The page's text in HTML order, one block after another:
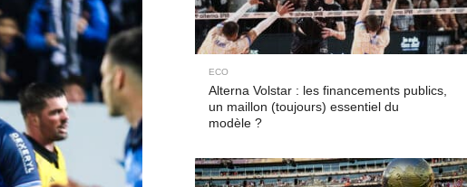
ECO
Alterna Volstar : les financements publics,
un maillon (toujours) essentiel du
modèle ?